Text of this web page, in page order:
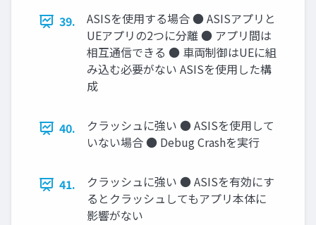
39.
ASISを使用する場合 ● ASISアプリと
UEアプリの2つに分離 ● アプリ間は
相互通信できる ● 車両制御はUEに組
み込む必要がない ASISを使用した構
成
40.
クラッシュに強い ● ASISを使用して
いない場合 ● Debug Crashを実行
41.
クラッシュに強い ● ASISを有効にす
るとクラッシュしてもアプリ本体に
影響がない